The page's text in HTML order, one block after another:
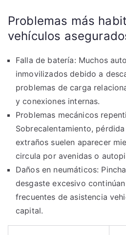
Problemas más
vehículos
Falla de batería: Muchos
inmovilizados debido a
problemas de carga
y conexiones internas.
Problemas mecánicos
Sobrecalentamiento,
extraños suelen aparecer
circula por avenidas o
Daños en neumáticos:
desgaste excesivo
frecuentes de asistencia
capital.